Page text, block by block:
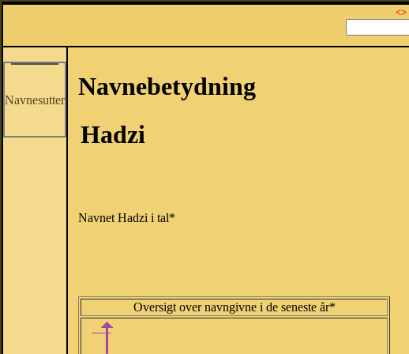
<>
Navnesutter
Navnebetydning
Hadzi
Navnet Hadzi i tal*
Oversigt over navngivne i de seneste år*